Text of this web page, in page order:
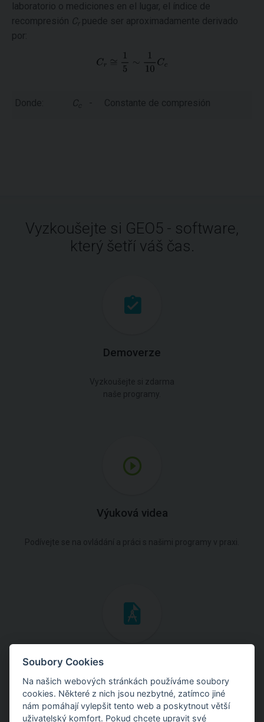
laboratorio o mediciones en el lugar, el índice de
recompresión Cr puede ser aproximadamente derivado
por:
Donde: C - Constante de compresión
Vyzkoušejte si GEO5 - software,
který šetří váš čas.
Demoverze
Vyzkoušejte si zdarma
naše programy.
Výuková videa
Podívejte se na ovládání a práci s našimi programy v praxi.
Inženýrské manuály
Stáhněte si manuály s teoretickými i praktickými ukázkami
použití programů.
Soubory Cookies
Na našich webových stránkách používáme soubory
cookies. Některé z nich jsou nezbytné, zatímco jiné
nám pomáhají vylepšit tento web a poskytnout větší
uživatelský komfort. Pokud chcete upravit své